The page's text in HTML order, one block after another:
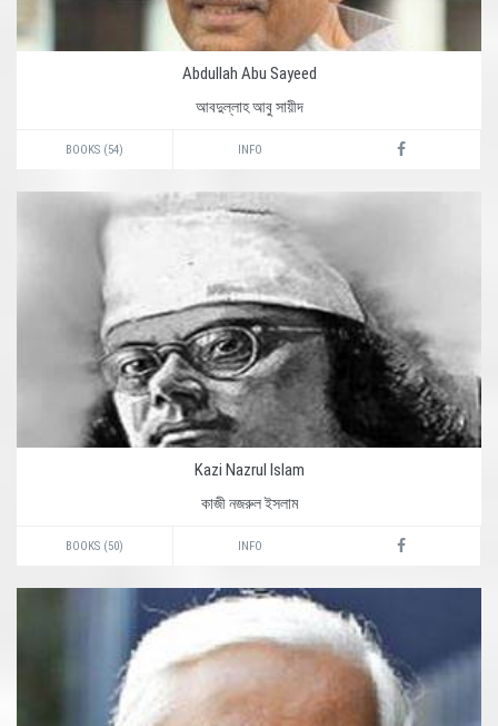
Abdullah Abu Sayeed
আবদুল্লাহ আবু সায়ীদ
BOOKS (54) INFO
Kazi Nazrul Islam
কাজী নজরুল ইসলাম
BOOKS (50) INFO